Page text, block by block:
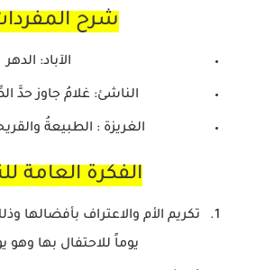
شرح
الآباد: الدهر
الناشئ: غلامُ جاوز حدَّ
الغريزة : الطبيعةُ
الفكرة العامة
تكريم الأم والاعتراف
يوماً للاحتفال بها وهو